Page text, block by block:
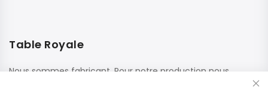
Table Royale
Nous sommes fabricant. Pour notre production nous